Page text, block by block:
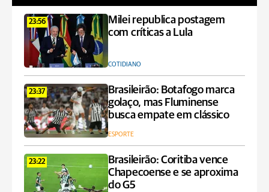
23:56
Milei republica postagem
com críticas a Lula
COTIDIANO
23:37
Brasileirão: Botafogo marca
golaço, mas Fluminense
busca empate em clássico
ESPORTE
23:22
Brasileirão: Coritiba vence
Chapecoense e se aproxima
do G5